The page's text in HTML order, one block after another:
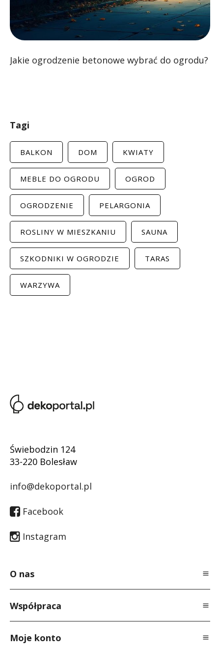
Jakie ogrodzenie betonowe wybrać do ogrodu?
Tagi
BALKON DOM KWIATY
MEBLE DO OGRODU OGROD
OGRODZENIE PELARGONIA
ROSLINY W MIESZKANIU SAUNA
SZKODNIKI W OGRODZIE TARAS
WARZYWA
Świebodzin 124
33-220 Bolesław
info@dekoportal.pl
Facebook
Instagram
O nas
Polityka prywatności
Kontakt
Współpraca
Dla producentów
Moje konto